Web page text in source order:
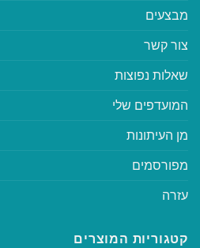
מבצעים
צור קשר
שאלות נפוצות
המועדפים שלי
מן העיתונות
מפורסמים
עזרה
קטגוריות המוצרים